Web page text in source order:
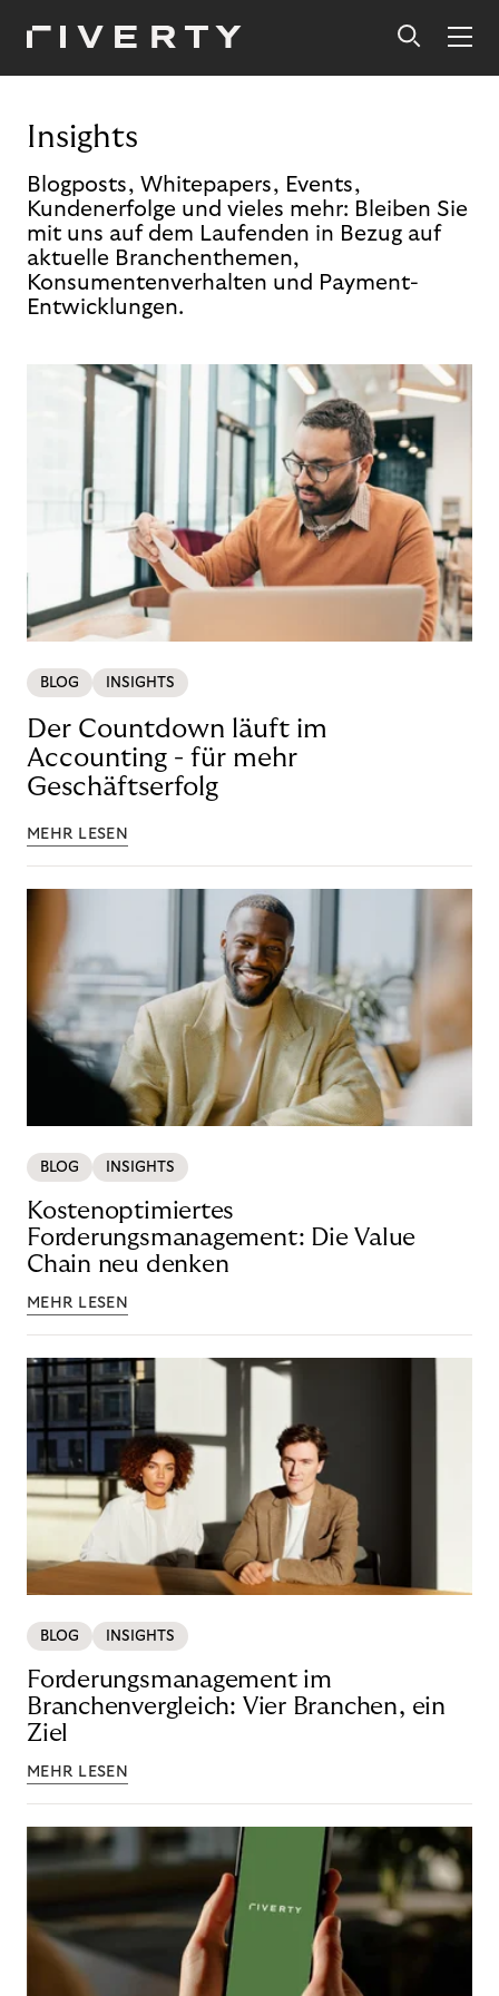
Insights
Blogposts, Whitepapers, Events,
Kundenerfolge und vieles mehr: Bleiben Sie
mit uns auf dem Laufenden in Bezug auf
aktuelle Branchenthemen,
Konsumentenverhalten und Payment-
Entwicklungen.
BLOG INSIGHTS
Der Countdown läuft im
Accounting - für mehr
Geschäftserfolg
MEHR LESEN
BLOG INSIGHTS
Kostenoptimiertes
Forderungsmanagement: Die Value
Chain neu denken
MEHR LESEN
BLOG INSIGHTS
Forderungsmanagement im
Branchenvergleich: Vier Branchen, ein
Ziel
MEHR LESEN